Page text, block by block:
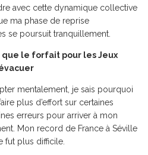
avec cette dynamique collective
ma phase de reprise
se poursuit tranquillement.
que le forfait pour les Jeux
mentalement, je sais pourquoi
plus d’effort sur certaines
erreurs pour arriver à mon
Mon record de France à Séville
fut plus difficile.